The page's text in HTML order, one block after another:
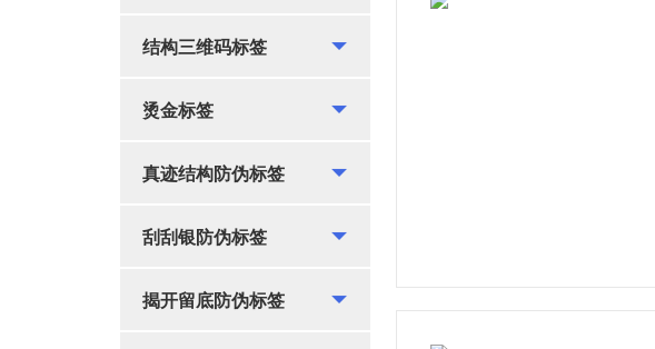
结构三维码标签
烫金标签
真迹结构防伪标签
刮刮银防伪标签
揭开留底防伪标签